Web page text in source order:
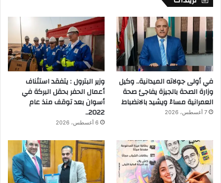
في أولى جولاته الميدانية.. وكيل
وزارة الصحة بالجيزة يفاجئ صحة
العمرانية مساءً ويشيد بالانضباط
7 أغسطس، 2026
وزير البترول : يتفقد استئناف
أعمال الحفر بحقل البركة في
أسوان بعد توقف منذ عام
2022..
6 أغسطس، 2026